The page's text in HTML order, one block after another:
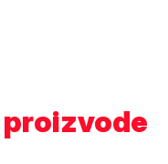
proizvode